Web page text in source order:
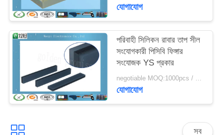
যোগাযোগ
পরিবাহী সিলিকন রাবার তাপ সীল
সংযোগকারী পিসিবি ফিঙ্গার
সংযোজক YS প্রকার
negotiable MOQ:1000pcs / অনেক
যোগাযোগ
সব